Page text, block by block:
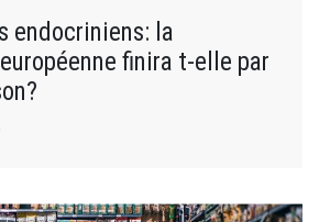
endocriniens: la
finira t-elle par